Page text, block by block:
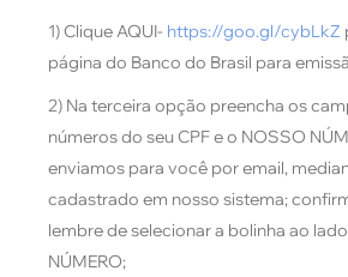
1) Clique AQUI- https://goo.gl/cybLkZ
página do Banco do Brasil para
2) Na terceira opção preencha os
números do seu CPF e o NOSSO
enviamos para você por email,
cadastrado em nosso sistema;
lembre de selecionar a bolinha ao
NÚMERO;